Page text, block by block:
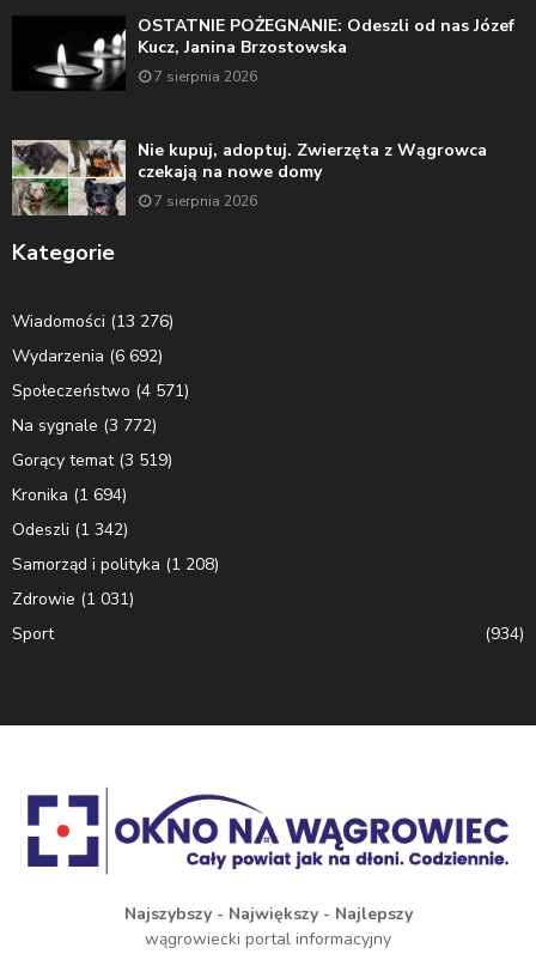
OSTATNIE POŻEGNANIE: Odeszli od nas Józef
Kucz, Janina Brzostowska
7 sierpnia 2026
Nie kupuj, adoptuj. Zwierzęta z Wągrowca
czekają na nowe domy
7 sierpnia 2026
Kategorie
Wiadomości (13 276)
Wydarzenia (6 692)
Społeczeństwo (4 571)
Na sygnale (3 772)
Gorący temat(3 519)
Kronika (1 694)
Odeszli (1 342)
Samorząd i polityka (1 208)
Zdrowie (1 031)
Sport
(934)
Najszybszy - Największy - Najlepszy
wągrowiecki portal informacyjny